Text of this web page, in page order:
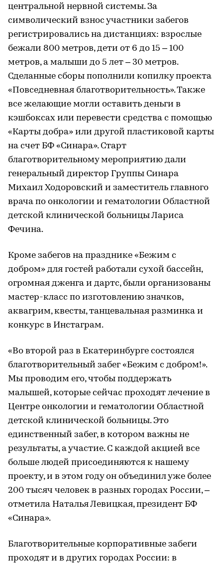
центральной нервной системы. За
символический взнос участники забегов
регистрировались на дистанциях: взрослые
бежали 800 метров, дети от 6 до 15 – 100
метров, а малыши до 5 лет – 30 метров.
Сделанные сборы пополнили копилку проекта
«Повседневная благотворительность». Также
все желающие могли оставить деньги в
кэшбоксах или перевести средства с помощью
«Карты добра» или другой пластиковой карты
на счет БФ «Синара». Старт
благотворительному мероприятию дали
генеральный директор Группы Синара
Михаил Ходоровский и заместитель главного
врача по онкологии и гематологии Областной
детской клинической больницы Лариса
Фечина.
Кроме забегов на празднике «Бежим с
добром» для гостей работали сухой бассейн,
огромная дженга и дартс, были организованы
мастер-класс по изготовлению значков,
аквагрим, квесты, танцевальная разминка и
конкурс в Инстаграм.
«Во второй раз в Екатеринбурге состоялся
благотворительный забег «Бежим с добром!».
Мы проводим его, чтобы поддержать
малышей, которые сейчас проходят лечение в
Центре онкологии и гематологии Областной
детской клинической больницы. Это
единственный забег, в котором важны не
результаты, а участие. С каждой акцией все
больше людей присоединяются к нашему
проекту, и в этом году он объединил уже более
200 тысяч человек в разных городах России, –
отметила Наталья Левицкая, президент БФ
«Синара».
Благотворительные корпоративные забеги
проходят и в других городах России: в